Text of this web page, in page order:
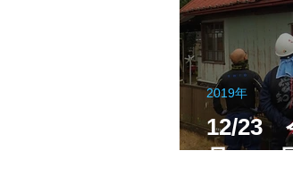
12/23
号・19
2019年